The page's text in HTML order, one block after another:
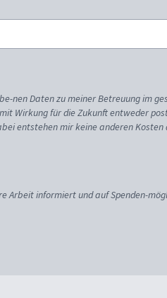
nen Daten zu meiner Betreuung im
Wirkung für die Zukunft entweder
entstehen mir keine anderen
Arbeit informiert und auf Spenden-